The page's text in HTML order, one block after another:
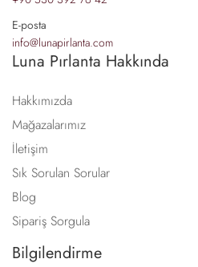
E-posta
info@lunapirlanta.com
Luna Pırlanta Hakkında
Hakkımızda
Mağazalarımız
İletişim
Sık Sorulan Sorular
Blog
Sipariş Sorgula
Bilgilendirme